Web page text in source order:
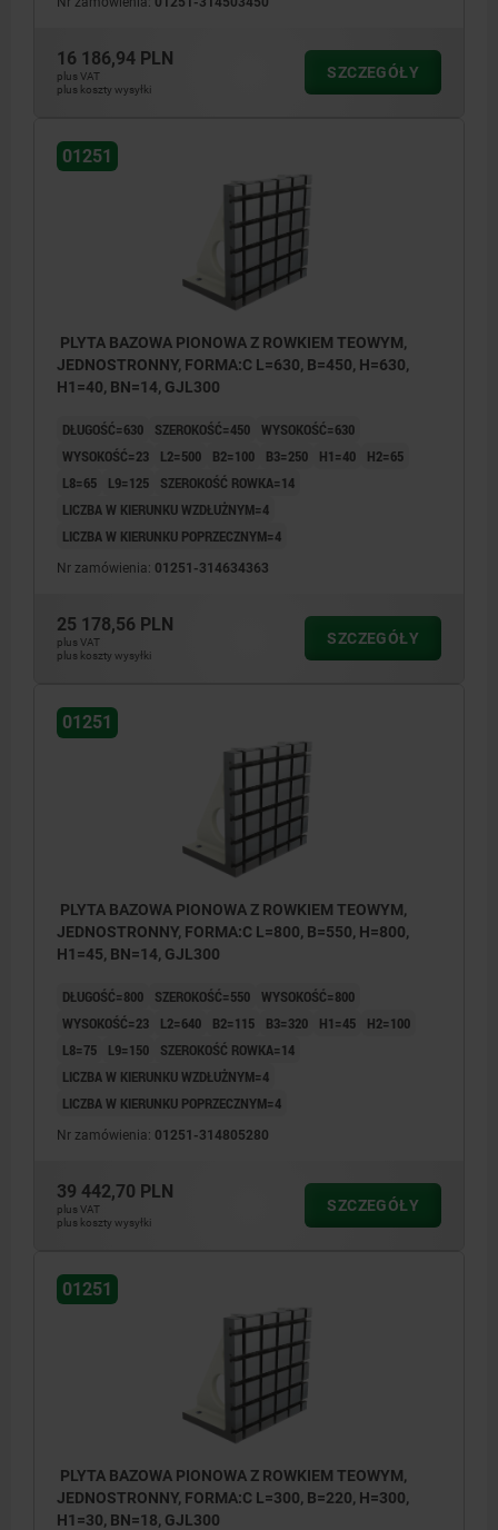
16 186,94 PLN
plus VAT
plus koszty wysyłki
SZCZEGÓŁY
01251
PLYTA BAZOWA PIONOWA Z ROWKIEM TEOWYM,
JEDNOSTRONNY, FORMA:C L=630, B=450, H=630,
H1=40, BN=14, GJL300
DŁUGOŚĆ=630 SZEROKOŚĆ=450 WYSOKOŚĆ=630
WYSOKOŚĆ=23
L2=500 B2=100 B3=250 H1=40
H2=65
L8=65
L9=125
SZEROKOŚĆ ROWKA=14
LICZBA W KIERUNKU WZDŁUŻNYM=4
LICZBA W KIERUNKU POPRZECZNYM=4
Nr zamówienia: 01251-314634363
25 178,56 PLN
plus VAT
plus koszty wysyłki
SZCZEGÓŁY
01251
PLYTA BAZOWA PIONOWA Z ROWKIEM TEOWYM,
JEDNOSTRONNY, FORMA:C L=800, B=550, H=800,
H1=45, BN=14, GJL300
DŁUGOŚĆ=800 SZEROKOŚĆ=550 WYSOKOŚĆ=800
WYSOKOŚĆ=23
L2=640 B2=115 B3=320 H1=45
H2=100
L8=75
L9=150
SZEROKOŚĆ ROWKA=14
LICZBA W KIERUNKU WZDŁUŻNYM=4
LICZBA W KIERUNKU POPRZECZNYM=4
Nr zamówienia: 01251-314805280
39 442,70 PLN
plus VAT
plus koszty wysyłki
SZCZEGÓŁY
01251
PLYTA BAZOWA PIONOWA Z ROWKIEM TEOWYM,
JEDNOSTRONNY, FORMA:C L=300, B=220, H=300,
H1=30, BN=18, GJL300